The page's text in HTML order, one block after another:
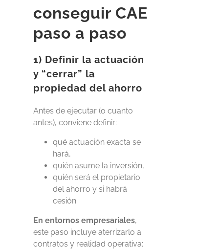
conseguir CAE
paso a paso
1) Definir la actuación
y “cerrar” la
propiedad del ahorro
Antes de ejecutar (o cuanto
antes), conviene definir:
qué actuación exacta se
hará,
quién asume la inversión,
quién será el propietario
del ahorro y si habrá
cesión.
En entornos empresariales,
este paso incluye aterrizarlo a
contratos y realidad operativa: